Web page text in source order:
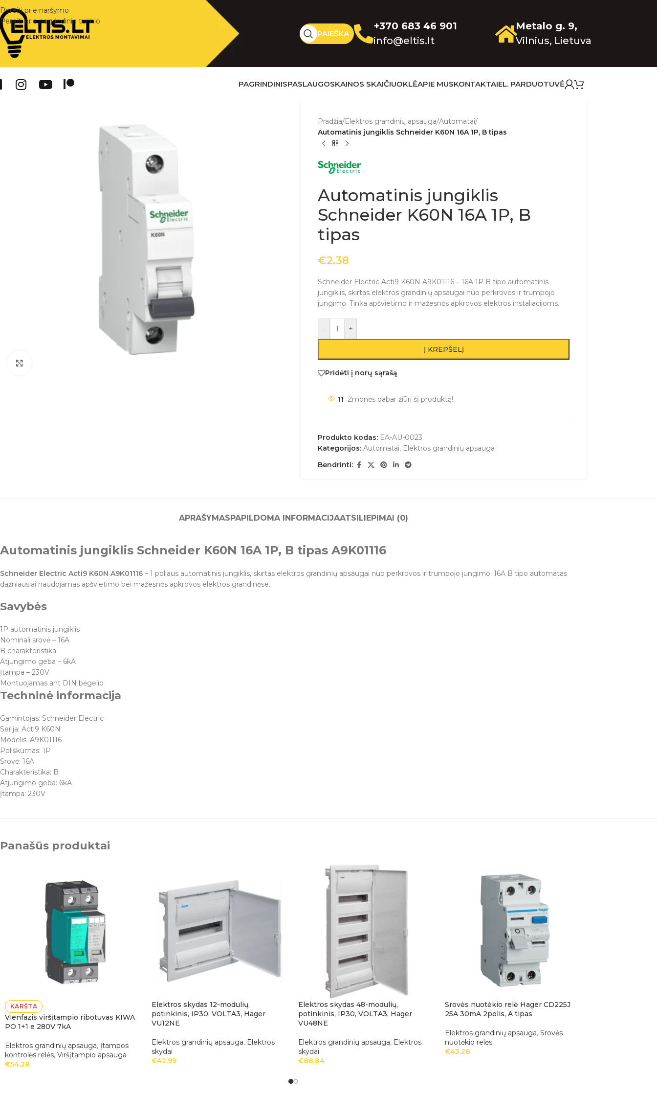
Pereiti prie naršymo
Pereiti prie pagrindinio turinio
PAIEŠKA
+370 683 46 901
info@eltis.lt
Metalo g. 9,
Vilnius, Lietuva
PAGRINDINISPASLAUGOSKAINOS SKAIČIUOKLĖAPIE MUSKONTAKTAIEL. PARDUOTUVĖ
Pradžia/Elektros grandinių apsauga/Automatai/
Automatinis jungiklis Schneider K60N 16A 1P, B tipas
Automatinis jungiklis
Schneider K60N 16A 1P, B
tipas
€2.38
Schneider Electric Acti9 K60N A9K01116 – 16A 1P B tipo automatinis
jungiklis, skirtas elektros grandinių apsaugai nuo perkrovos ir trumpojo
jungimo. Tinka apšvietimo ir mažesnės apkrovos elektros instaliacijoms.
- +
Į KREPŠELĮ
Pridėti į norų sąrašą
11 Žmonės dabar žiūri šį produktą!
Produkto kodas: EA-AU-0023
Kategorijos: Automatai, Elektros grandinių apsauga
Bendrinti:
APRAŠYMASPAPILDOMA INFORMACIJAATSILIEPIMAI (0)
Automatinis jungiklis Schneider K60N 16A 1P, B tipas A9K01116
Schneider Electric Acti9 K60N A9K01116 – 1 poliaus automatinis jungiklis, skirtas elektros grandinių apsaugai nuo perkrovos ir trumpojo jungimo. 16A B tipo automatas
dažniausiai naudojamas apšvietimo bei mažesnės apkrovos elektros grandinėse.
Savybės
1P automatinis jungiklis
Nominali srovė – 16A
B charakteristika
Atjungimo geba – 6kA
Įtampa – 230V
Montuojamas ant DIN bėgelio
Techninė informacija
Gamintojas: Schneider Electric
Serija: Acti9 K60N
Modelis: A9K01116
Poliškumas: 1P
Srovė: 16A
Charakteristika: B
Atjungimo geba: 6kA
Įtampa: 230V
Panašūs produktai
KARŠTA
Vienfazis viršįtampio ribotuvas KIWA
PO 1+1 e 280V 7kA
Elektros grandinių apsauga, Įtampos
kontrolės relės, Viršįtampio apsauga
€54.28
Elektros skydas 12-modulių,
potinkinis, IP30, VOLTA3, Hager
VU12NE
Elektros grandinių apsauga, Elektros
skydai
€42.99
Elektros skydas 48-modulių,
potinkinis, IP30, VOLTA3, Hager
VU48NE
Elektros grandinių apsauga, Elektros
skydai
€88.84
Srovės nuotėkio relė Hager CD225J
25A 30mA 2polis, A tipas
Elektros grandinių apsauga, Srovės
nuotėkio relės
€43.28